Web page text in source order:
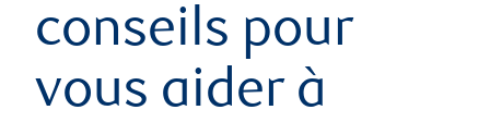
conseils pour
vous aider à